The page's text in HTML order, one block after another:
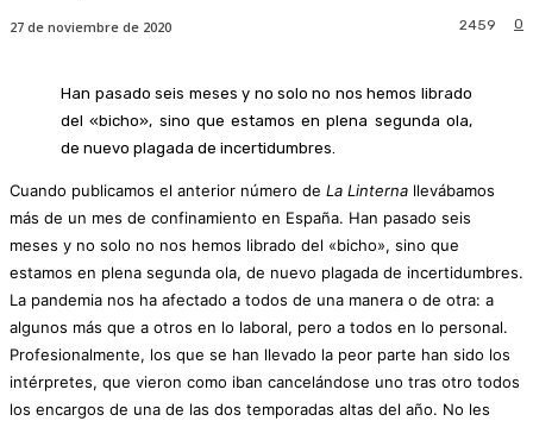
0
2459
27 de noviembre de 2020
Han pasado seis meses y no solo no nos hemos librado
del «bicho», sino que estamos en plena segunda ola,
de nuevo plagada de incertidumbres.
Cuando publicamos el anterior número de La Linterna llevábamos
más de un mes de confinamiento en España. Han pasado seis
meses y no solo no nos hemos librado del «bicho», sino que
estamos en plena segunda ola, de nuevo plagada de incertidumbres.
La pandemia nos ha afectado a todos de una manera o de otra: a
algunos más que a otros en lo laboral, pero a todos en lo personal.
Profesionalmente, los que se han llevado la peor parte han sido los
intérpretes, que vieron como iban cancelándose uno tras otro todos
los encargos de una de las dos temporadas altas del año. No les